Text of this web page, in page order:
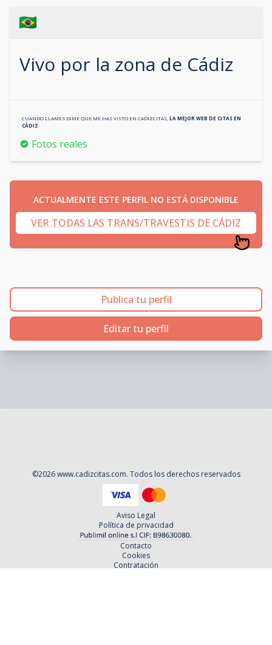
Vivo por la zona de Cádiz
CUANDO LLAMES DIME QUE ME HAS VISTO EN CADIZCITAS LA MEJOR WEB DE CITAS EN
CÁDIZ
Fotos reales
ACTUALMENTE ESTE PERFIL NO ESTÁ DISPONIBLE
VER TODAS LAS TRANS/TRAVESTIS DE CÁDIZ
Publica tu perfil
Editar tu perfil
©2026 www.cadizcitas.com. Todos los derechos reservados
Aviso Legal
Política de privacidad
Contacto
Cookies
Contratación